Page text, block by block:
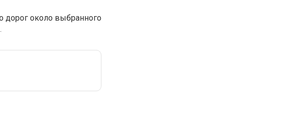
дорог около выбранного